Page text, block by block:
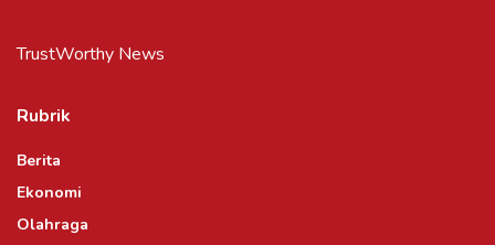
TrustWorthy News
Rubrik
Berita
Ekonomi
Olahraga